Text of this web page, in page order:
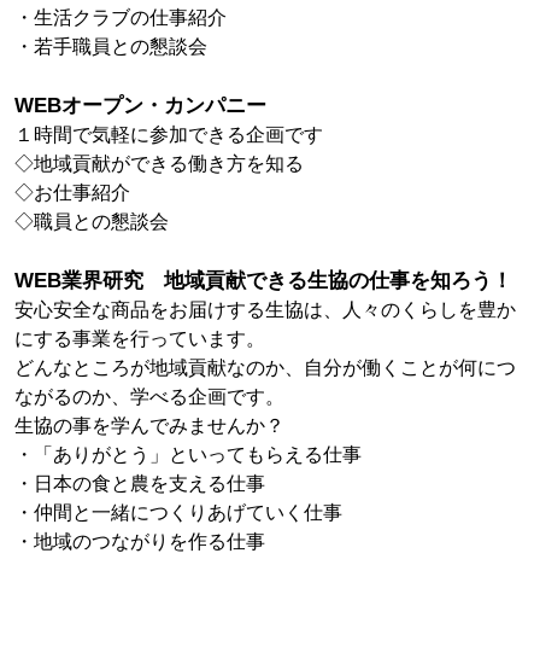
・生活クラブの仕事紹介
・若手職員との懇談会
WEBオープン・カンパニー
１時間で気軽に参加できる企画です
◇地域貢献ができる働き方を知る
◇お仕事紹介
◇職員との懇談会
WEB業界研究 地域貢献できる生協の仕事を知ろう！
安心安全な商品をお届けする生協は、人々のくらしを豊か
にする事業を行っています。
どんなところが地域貢献なのか、自分が働くことが何につ
ながるのか、学べる企画です。
生協の事を学んでみませんか？
・「ありがとう」といってもらえる仕事
・日本の食と農を支える仕事
・仲間と一緒につくりあげていく仕事
・地域のつながりを作る仕事